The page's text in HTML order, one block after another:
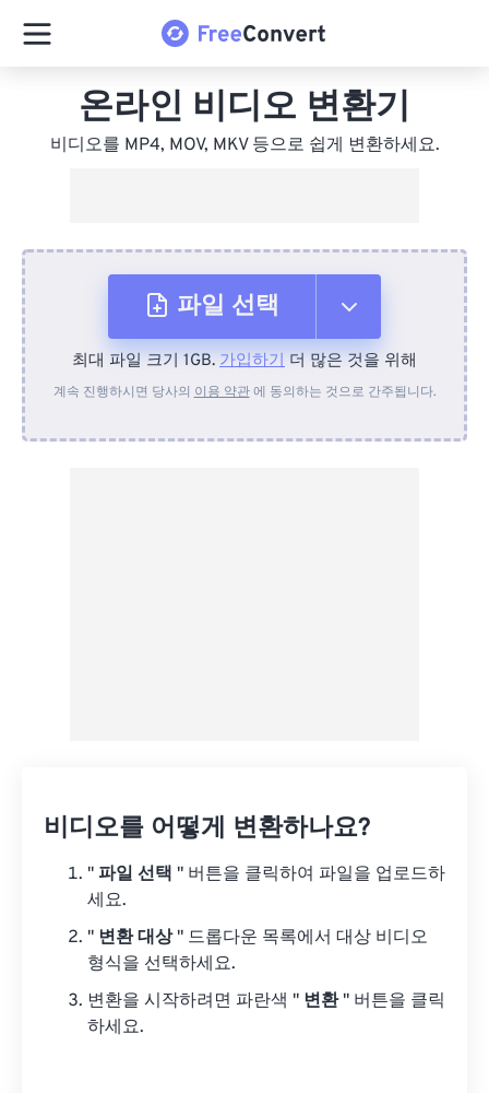
온라인 비디오 변환기
비디오를 MP4, MOV, MKV 등으로 쉽게 변환하세요.
파일 선택
장치에서
최대 파일 크기 1GB. 가입하기 더 많은 것을 위해
계속 진행하시면 당사의 이용 약관에 동의하는 것으로 간주됩니다.
비디오를 어떻게 변환하나요?
" 파일 선택 " 버튼을 클릭하여 파일을 업로드하
세요.
" 변환 대상" 드롭다운 목록에서 대상 비디오
형식을 선택하세요.
변환을 시작하려면 파란색 " 변환" 버튼을 클릭
하세요.